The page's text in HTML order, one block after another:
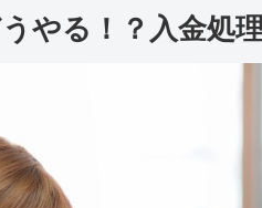
やる！？入金処